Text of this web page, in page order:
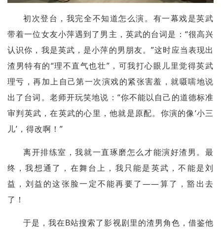
初次登台，我完全不知道怎么演。有一幕戏是英武
带着一位女友小萍遇到了男主，英武的台词是：“很高兴
认识你，我是英武，是小萍的男朋友。”这时应当表现出
渣男特有的“理不直气也壮”，可我打心眼儿里觉得英武
理亏，再加上自己第一次演戏的紧张害羞，就嗫嚅地说
出了台词。老师开玩笑地说：“你不能以自己的道德标准
审判英武，在英武的心里，他就是原配。你演的像‘小三
儿’，得改啊！”
离开排练室，我就一直琢磨怎么才能演好渣男。最
终，我想通了，在舞台上，我只能是英武，不能是刘
益，刘益的这张脸一定不能再要了——算了，豁出去
了！
于是，我在B站搜索了影视剧里的渣男角色，借鉴他